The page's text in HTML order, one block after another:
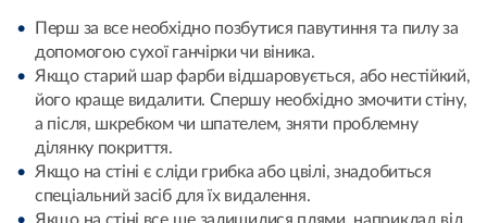
Перш за все необхідно позбутися павутиння та пилу за
допомогою сухої ганчірки чи віника.
Якщо старий шар фарби відшаровується, або нестійкий,
його краще видалити. Спершу необхідно змочити стіну,
а після, шкребком чи шпателем, зняти проблемну
ділянку покриття.
Якщо на стіні є сліди грибка або цвілі, знадобиться
спеціальний засіб для їх видалення.